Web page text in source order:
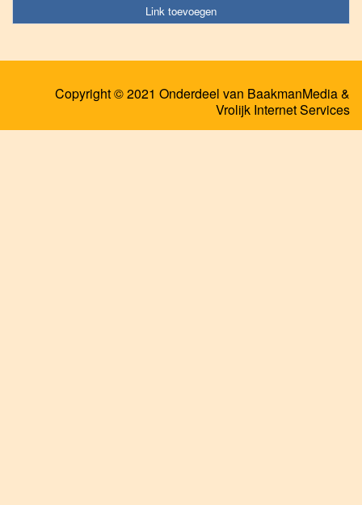
Link toevoegen
Copyright © 2021 Onderdeel van BaakmanMedia&
Vrolijk Internet Services